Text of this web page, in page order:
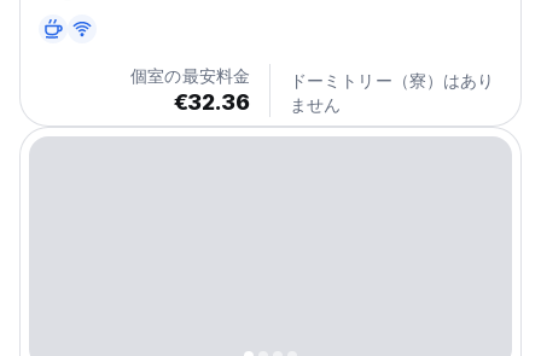
個室の最安料金
€32.36
ドーミトリー（寮）はあり
ません